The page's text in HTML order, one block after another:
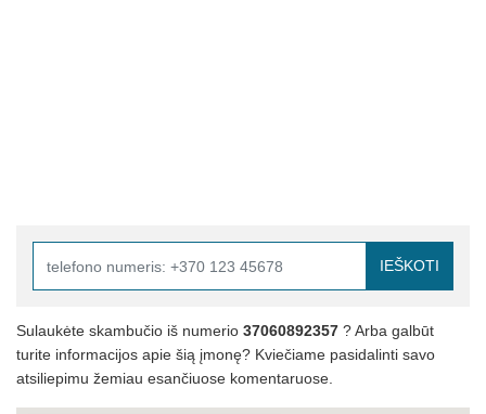
IEŠKOTI
Sulaukėte skambučio iš numerio 37060892357 ? Arba galbūt
turite informacijos apie šią įmonę? Kviečiame pasidalinti savo
atsiliepimu žemiau esančiuose komentaruose.